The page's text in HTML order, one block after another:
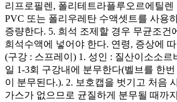
리프로필렌, 폴리테트라플루오르에틸렌
PVC 또는 폴리우레탄 수액셋트를 사용
증량한다. 5. 희석 조제할 경우 무균조건
희석수액에 넣어야 한다. 연령, 증상에
(구강 : 스프레이) 1. 성인 : 질산이소소르
일 1-3회 구강내에 분무한다(벨브를 한
이 분무된다.). 2. 보호캡을 벗기고 처음
가스가 없으므로 균질하게 분무될 때까